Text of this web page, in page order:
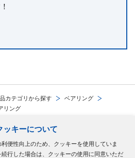
ッキーについて
便性向上のため、クッキーを使用していま
行した場合は、クッキーの使用に同意いただ
カテゴリから探す
ベアリング
リング